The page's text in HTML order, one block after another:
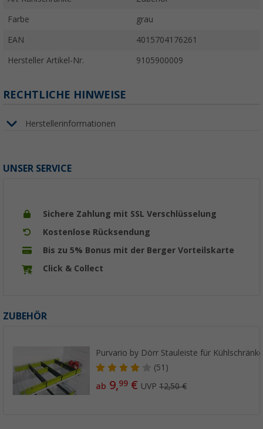
Farbe grau
EAN 4015704176261
Hersteller Artikel-Nr. 9105900009
RECHTLICHE HINWEISE
Herstellerinformationen
UNSER SERVICE
Sichere Zahlung mit SSL Verschlüsselung
Kostenlose Rücksendung
Bis zu 5% Bonus mit der Berger Vorteilskarte
Click & Collect
ZUBEHÖR
Purvario by Dörr Stauleiste für
(51)
ab 9,99 € UVP12,50 €